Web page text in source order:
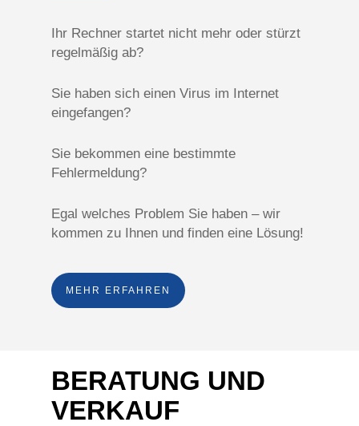
Ihr Rechner startet nicht mehr oder stürzt
regelmäßig ab?
Sie haben sich einen Virus im Internet
eingefangen?
Sie bekommen eine bestimmte
Fehlermeldung?
Egal welches Problem Sie haben – wir
kommen zu Ihnen und finden eine Lösung!
MEHR ERFAHREN
BERATUNG UND
VERKAUF